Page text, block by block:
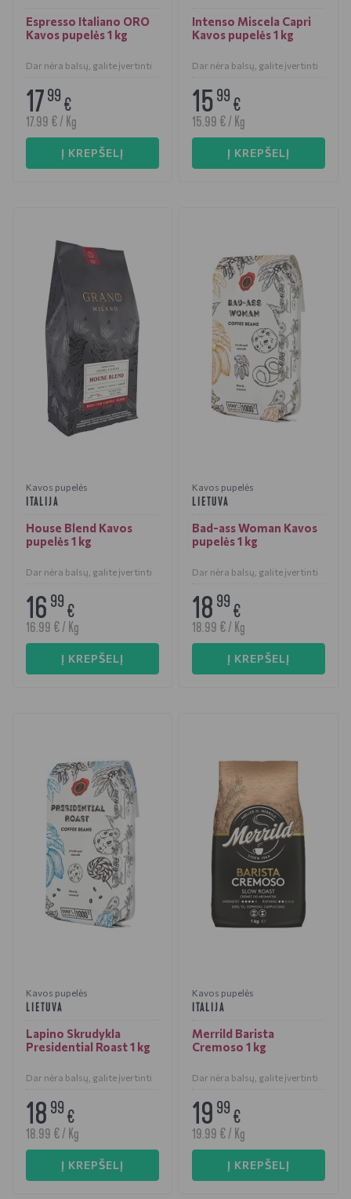
Espresso Italiano ORO
Kavos pupelės 1 kg
Dar nėra balsų, galite įvertinti
1799€
17.99 € / Kg
Į KREPŠELĮ
Intenso Miscela Capri
Kavos pupelės 1 kg
Dar nėra balsų, galite įvertinti
1599€
15.99 € / Kg
Į KREPŠELĮ
Kavos pupelės
ITALIJA
House Blend Kavos
pupelės 1 kg
Dar nėra balsų, galite įvertinti
16 99€
16.99 € / Kg
Į KREPŠELĮ
Kavos pupelės
LIETUVA
Bad-ass Woman Kavos
pupelės 1 kg
Dar nėra balsų, galite įvertinti
18 99€
18.99 € / Kg
Į KREPŠELĮ
Kavos pupelės
LIETUVA
Lapino Skrudykla
Presidential Roast 1 kg
Dar nėra balsų, galite įvertinti
18 99€
18.99 € / Kg
Į KREPŠELĮ
Kavos pupelės
ITALIJA
Merrild Barista
Cremoso 1 kg
Dar nėra balsų, galite įvertinti
19 99€
19.99 € / Kg
Į KREPŠELĮ